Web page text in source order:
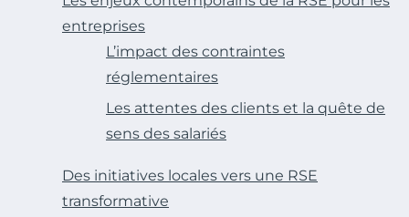
entreprises
L’impact des contraintes
réglementaires
Les attentes des clients et la quête de
sens des salariés
Des initiatives locales vers une RSE
transformative